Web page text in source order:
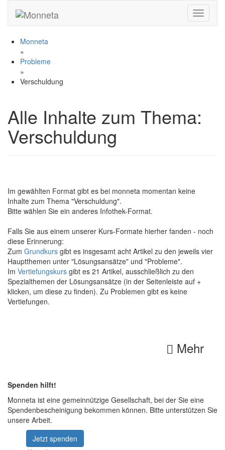
Toggle
Monneta
»
Probleme
»
Verschuldung
Alle Inhalte zum Thema:
Verschuldung
Im gewählten Format gibt es bei monneta momentan keine
Inhalte zum Thema "Verschuldung".
Bitte wählen Sie ein anderes Infothek-Format.
Falls Sie aus einem unserer Kurs-Formate hierher fanden - noch
diese Erinnerung:
Zum Grundkurs gibt es insgesamt acht Artikel zu den jeweils vier
Hauptthemen unter "Lösungsansätze" und "Probleme".
Im Vertiefungskurs gibt es 21 Artikel, ausschließlich zu den
Spezialthemen der Lösungsansätze (in der Seitenleiste auf +
klicken, um diese zu finden). Zu Problemen gibt es keine
Vertiefungen.
Mehr
Spenden hilft!
Monneta ist eine gemeinnützige Gesellschaft, bei der Sie eine
Spendenbescheinigung bekommen können. Bitte unterstützen Sie
unsere Arbeit.
Jetzt spenden